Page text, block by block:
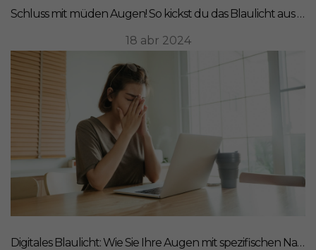
Schluss mit müden Augen! So kickst du das Blaulicht aus deinem Leben
18 abr 2024
Digitales Blaulicht: Wie Sie Ihre Augen mit spezifischen Nahrungsergänzungsmitteln schützen können